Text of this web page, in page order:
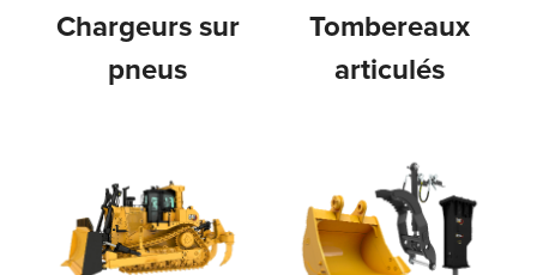
Chargeurs sur
pneus
Tombereaux
articulés